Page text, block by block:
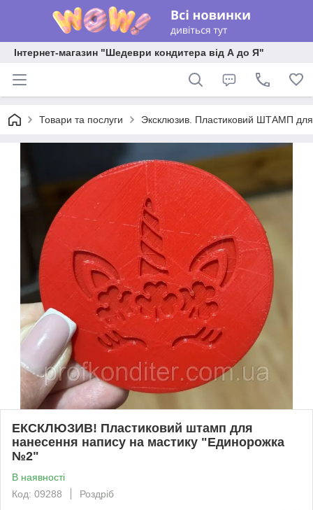
Інтернет-магазин "Шедеври кондитера від А до Я"
Товари та послуги Эксклюзив. Пластиковий ШТАМП
ЕКСКЛЮЗИВ! Пластиковий штамп для
нанесення напису на мастику "Единорожка
№2"
В наявності
Код: 09288
Роздріб